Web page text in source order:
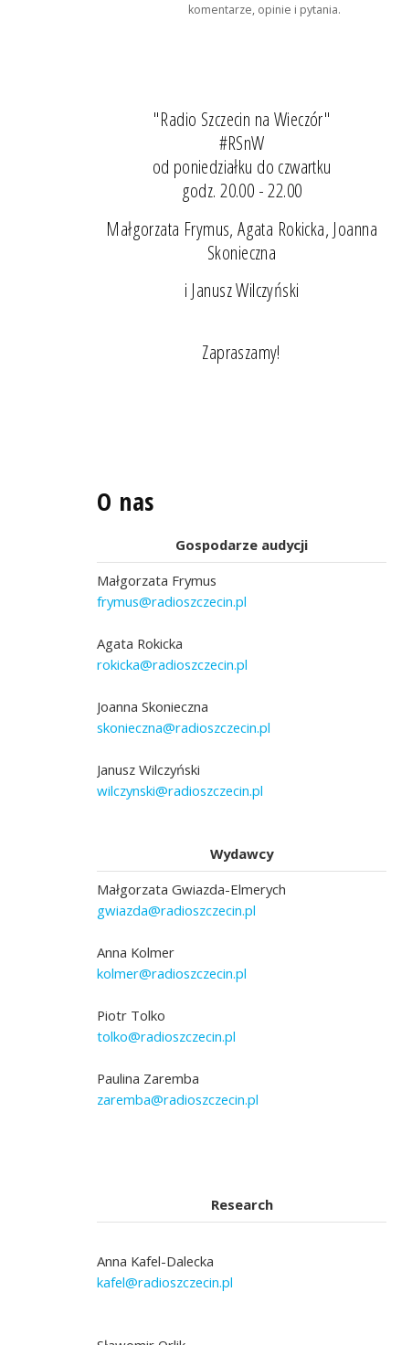
komentarze, opinie i pytania.
"Radio Szczecin na Wieczór"
#RSnW
od poniedziałku do czwartku
godz. 20.00 - 22.00
Małgorzata Frymus, Agata Rokicka, Joanna
Skonieczna
i Janusz Wilczyński
Zapraszamy!
O nas
Gospodarze audycji
Małgorzata Frymus
frymus@radioszczecin.pl
Agata Rokicka
rokicka@radioszczecin.pl
Joanna Skonieczna
skonieczna@radioszczecin.pl
Janusz Wilczyński
wilczynski@radioszczecin.pl
Wydawcy
Małgorzata Gwiazda-Elmerych
gwiazda@radioszczecin.pl
Anna Kolmer
kolmer@radioszczecin.pl
Piotr Tolko
tolko@radioszczecin.pl
Paulina Zaremba
zaremba@radioszczecin.pl
Research
Anna Kafel-Dalecka
kafel@radioszczecin.pl